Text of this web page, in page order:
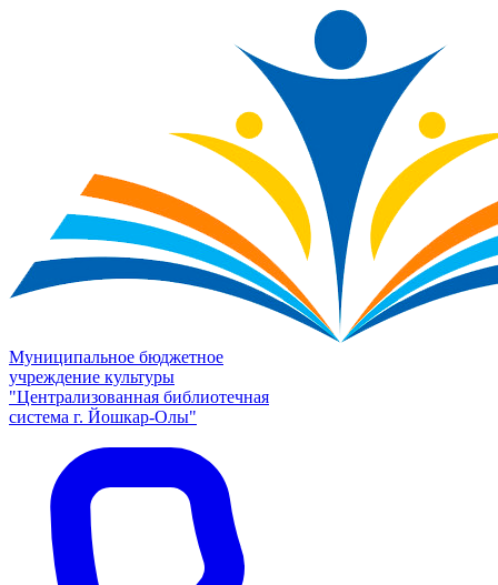
Муниципальное бюджетное
учреждение культуры
"Централизованная библиотечная
система г. Йошкар-Олы"